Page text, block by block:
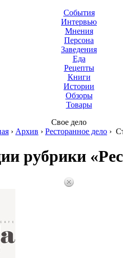
События
Интервью
Мнения
Персона
Заведения
Еда
Рецепты
Книги
Истории
Обзоры
Товары
Свое дело
› Архив › Ресторанное дело ›
рубрики